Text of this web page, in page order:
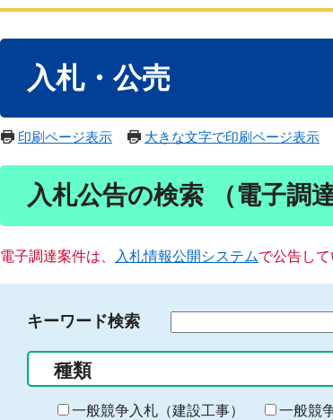
入札・公売
印刷ページ表示 大きな文字で印刷ページ表示
入札公告の検索 （電子調
電子調達案件は、 入札情報公開システムで公告し
キーワード検索
る
キ
種類
一般競争入札（建設工事） 一般競